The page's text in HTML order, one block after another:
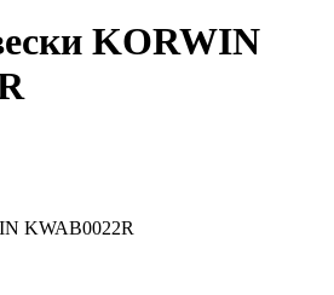
KORWIN
KWAB0022R